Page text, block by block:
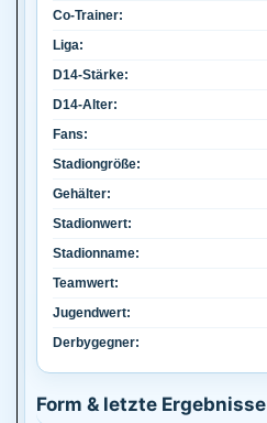
Co-Trainer:
Liga:
D14-Stärke:
D14-Alter:
Fans:
Stadiongröße:
Gehälter:
Stadionwert:
Stadionname:
Teamwert:
Jugendwert:
Derbygegner:
Form & letzte Ergebnisse